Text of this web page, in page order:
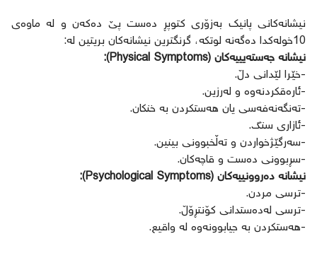
نیشانەکانی پانیک بەزۆری کتوپڕ دەست پێ دەکەن و لە ماوەی
10خولەکدا دەگەنە لوتکە، گرنگترین نیشانەکان بریتین لە:
نیشانە جەستەیییەکان (Physical Symptoms):
-خێرا لێدانی دڵ.
-ئارەقکردنەوە و لەرزین.
-تەنگەنەفەسی یان هەستکردن بە خنکان.
-ئازاری سنگ.
-سەرگێژخواردن و تەڵخبوونی بینین.
-سڕبوونی دەست و قاچەکان.
نیشانە دەروونییەکان (Psychological Symptoms):
-ترسی مردن.
-ترسی لەدەستدانی کۆنتڕۆڵ.
-هەستکردن بە جیابوونەوە لە واقیع.